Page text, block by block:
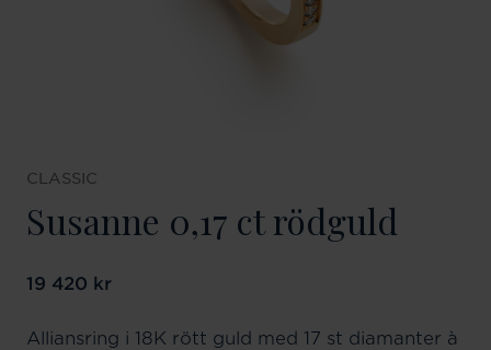
CLASSIC
Susanne 0,17 ct rödguld
Pris:19 420 kr
19 420 kr
Alliansring i 18K rött guld med 17 st diamanter à